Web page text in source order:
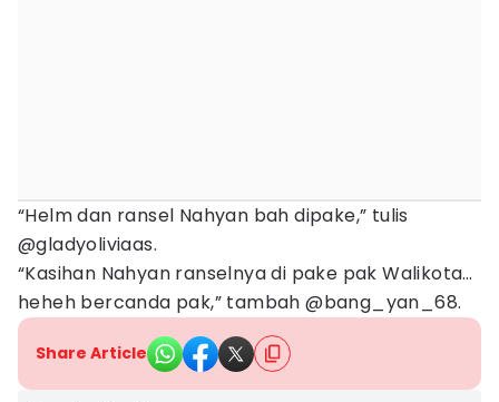
“Helm dan ransel Nahyan bah dipake,” tulis
@gladyoliviaas.
“Kasihan Nahyan ranselnya di pake pak Walikota…
heheh bercanda pak,” tambah @bang_yan_68.
Share Article